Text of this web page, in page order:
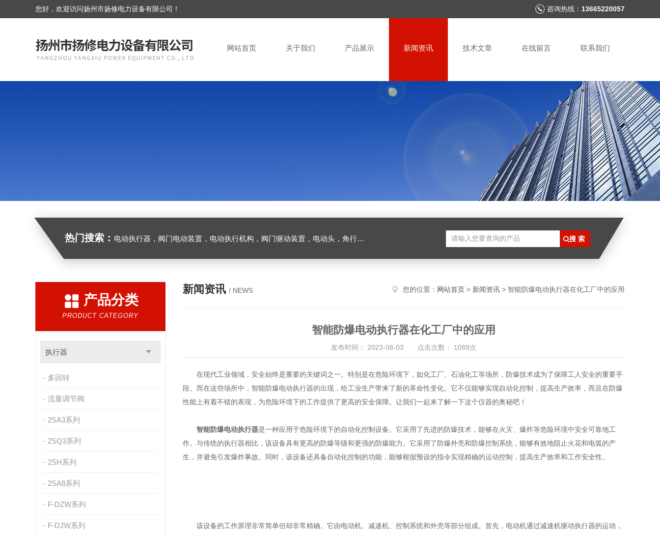
您好，欢迎访问扬州市扬修电力设备有限公司！ 咨询热线： 13665220057
网站首页 关于我们 产品展示 新闻资讯 技术文章 在线留言 联系我们
热门搜索： 电动执行器，阀门电动装置，电动执行机构，阀门驱动装置，电动头，角行程电动执行器，智能防爆型电动执行器，多回转电动执行器
产品分类
PRODUCT CATEGORY
执行器
多回转
流量调节阀
2SA3系列
2SQ3系列
2SH系列
2SA8系列
F-DZW系列
F-DJW系列
新闻资讯 / NEWS 您的位置： 网站首页 > 新闻资讯 > 智能防爆电动执行器在化工厂中的应用
智能防爆电动执行器在化工厂中的应用
发布时间： 2023-08-03 点击次数： 1089次
在现代工业领域，安全始终是重要的关键词之一。特别是在危险环境下，如化工厂、石油化工等场所，防爆技术成为了保障工人安全的重要手
段。而在这些场所中，智能防爆电动执行器的出现，给工业生产带来了新的革命性变化。它不仅能够实现自动化控制，提高生产效率，而且在防爆
性能上有着不错的表现，为危险环境下的工作提供了更高的安全保障。让我们一起来了解一下这个仪器的奥秘吧！
智能防爆电动执行器是一种应用于危险环境下的自动化控制设备。它采用了先进的防爆技术，能够在火灾、爆炸等危险环境中安全可靠地工
作。与传统的执行器相比，该设备具有更高的防爆等级和更强的防爆能力。它采用了防爆外壳和防爆控制系统，能够有效地阻止火花和电弧的产
生，并避免引发爆炸事故。同时，该设备还具备自动化控制的功能，能够根据预设的指令实现精确的运动控制，提高生产效率和工作安全性。
该设备的工作原理非常简单但却非常精确。它由电动机、减速机、控制系统和外壳等部分组成。首先，电动机通过减速机驱动执行器的运动，